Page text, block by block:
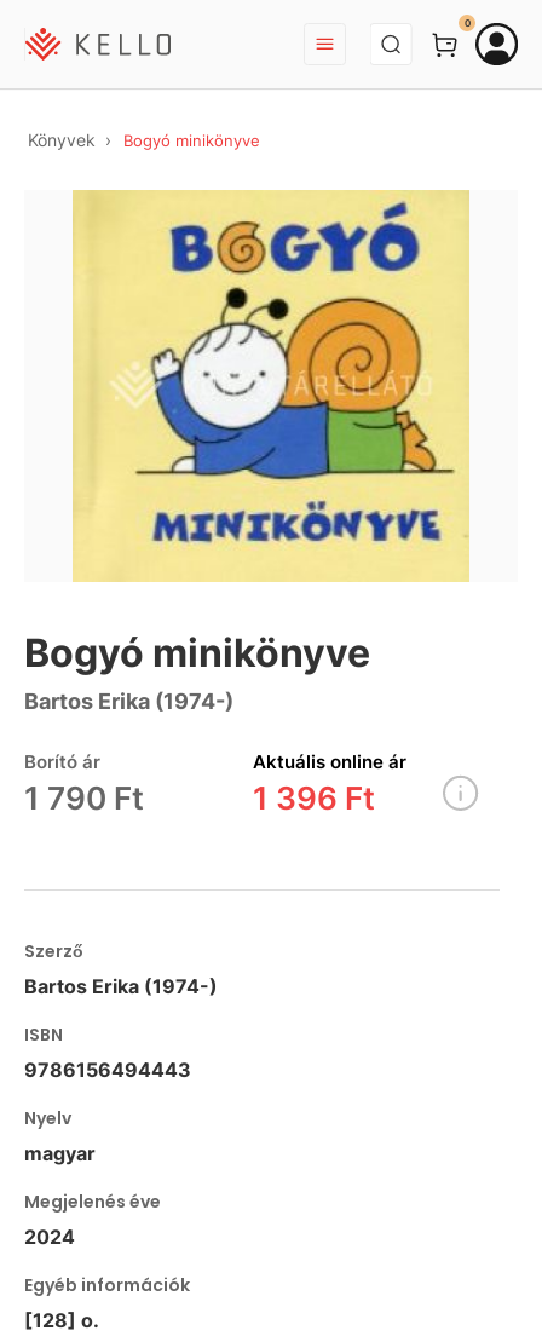
BEJELENTKEZÉS
0
Könyvek Bogyó minikönyve
Bogyó minikönyve
Bartos Erika (1974-)
Borító ár
1 790 Ft
Aktuális online ár
1 396 Ft
Szerző
Bartos Erika (1974-)
ISBN
9786156494443
Nyelv
magyar
Megjelenés éve
2024
Egyéb információk
[128] o.